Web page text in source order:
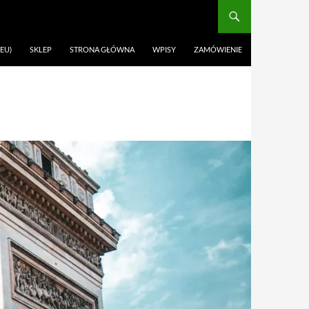
SKLEP STRONA GŁÓWNA WPISY ZAMÓWIENIE